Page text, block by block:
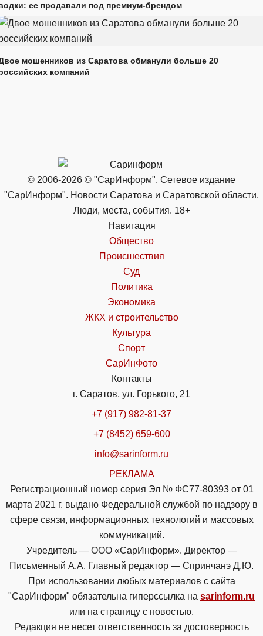
ее продавали под премиум-брендом
мошенников из Саратова обманули больше 20
компаний
© 2006-2026 © "СарИнформ". Сетевое издание
"СарИнформ". Новости Саратова и Саратовской области.
Люди, места, события. 18+
Навигация
Общество
Происшествия
Суд
Политика
Экономика
ЖКХ и строительство
Культура
Спорт
СарИнФото
Контакты
г. Саратов, ул. Горького, 21
+7 (917) 982-81-37
+7 (8452) 659-600
info@sarinform.ru
РЕКЛАМА
Регистрационный номер серия Эл № ФС77-80393 от 01
марта 2021 г. выдано Федеральной службой по надзору в
сфере связи, информационных технологий и массовых
коммуникаций.
Учредитель — ООО «СарИнформ». Директор —
Письменный А.А. Главный редактор — Спринчанэ Д.Ю.
При использовании любых материалов с сайта
"СарИнформ" обязательна гиперссылка на sarinform.ru
или на страницу с новостью.
Редакция не несет ответственность за достоверность